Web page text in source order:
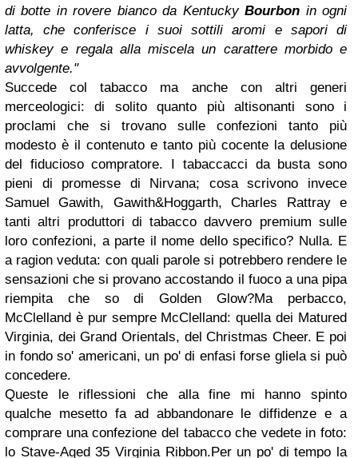
di botte in rovere bianco da KentuckyBourbon in ogni
latta, che conferisce i suoi sottili aromi e sapori di
whiskey e regala alla miscela un carattere morbido e
avvolgente."
Succede col tabacco ma anche con altri generi
merceologici: di solito quanto più altisonanti sono i
proclami che si trovano sulle confezioni tanto più
modesto è il contenuto e tanto più cocente la delusione
del fiducioso compratore. I tabaccacci da busta sono
pieni di promesse di Nirvana; cosa scrivono invece
Samuel Gawith, Gawith&Hoggarth, Charles Rattray e
tanti altri produttori di tabacco davvero premium sulle
loro confezioni, a parte il nome dello specifico? Nulla. E
a ragion veduta: con quali parole si potrebbero rendere le
sensazioni che si provano accostando il fuoco a una pipa
riempita che so di Golden Glow?Ma perbacco,
McClelland è pur sempre McClelland: quella dei Matured
Virginia, dei Grand Orientals, del Christmas Cheer. E poi
in fondo so' americani, un po' di enfasi forse gliela si può
concedere.
Queste le riflessioni che alla fine mi hanno spinto
qualche mesetto fa ad abbandonare le diffidenze e a
comprare una confezione del tabacco che vedete in foto:
lo Stave-Aged 35 Virginia Ribbon.Per un po' di tempo la